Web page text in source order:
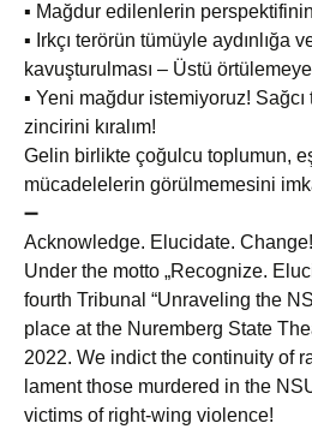
▪ Mağdur edilenlerin perspektifinin
▪ Irkçı terörün tümüyle aydınlığa
kavuşturulması – Üstü
▪ Yeni mağdur istemiyoruz!
zincirini kıralım!
Gelin birlikte çoğulcu toplumun,
mücadelelerin görülmemesini
➖
Acknowledge. Elucidate. Change!
Under the motto „Recognize.
fourth Tribunal “Unraveling the
place at the Nuremberg State
2022. We indict the continuity of
lament those murdered in the
victims of right-wing violence!